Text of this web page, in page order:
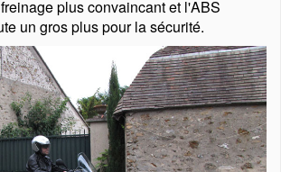
plus convaincant et l'ABS
un gros plus pour la sécurité.